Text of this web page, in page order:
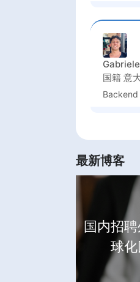
Gabriele
国籍 意
最新博客
国内招
球